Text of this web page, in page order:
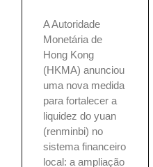
A Autoridade
Monetária de
Hong Kong
(HKMA) anunciou
uma nova medida
para fortalecer a
liquidez do yuan
(renminbi) no
sistema financeiro
local: a ampliação